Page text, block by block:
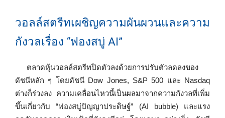
วอลล์สตรีทเผชิญความผันผวนและความ
กังวลเรื่อง “ฟองสบู่ AI”
ตลาดหุ้นวอลล์สตรีทปิดตัวลงด้วยการปรับตัวลดลงของ
ดัชนีหลัก ๆ โดยดัชนี Dow Jones, S&P 500 และ Nasdaq
ต่างก็ร่วงลง ความเคลื่อนไหวนี้เป็นผลมาจากความกังวลที่เพิ่ม
ขึ้นเกี่ยวกับ “ฟองสบู่ปัญญาประดิษฐ์” (AI bubble) และแรง